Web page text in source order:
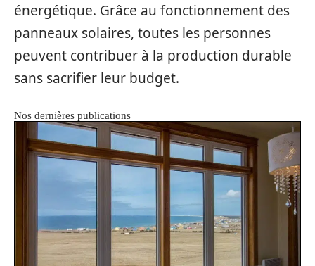
énergétique. Grâce au fonctionnement des
panneaux solaires, toutes les personnes
peuvent contribuer à la production durable
sans sacrifier leur budget.
Nos dernières publications